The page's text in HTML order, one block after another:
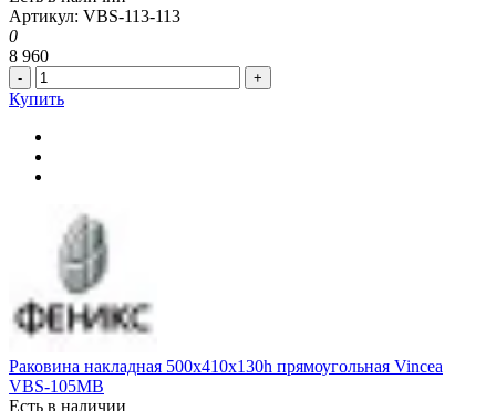
Артикул: VBS-113-113
0
8 960
- +
Купить
Раковина накладная 500x410x130h прямоугольная Vincea
VBS-105MB
Есть в наличии